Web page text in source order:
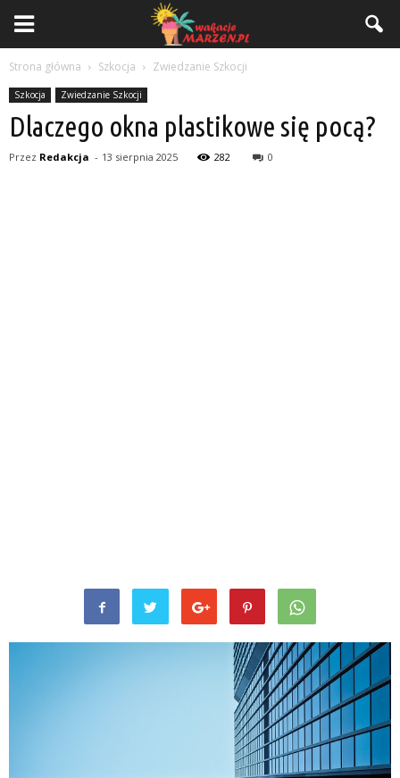
Strona główna Szkocja Zwiedzanie Szkocji
Szkocja Zwiedzanie Szkocji
Dlaczego okna plastikowe się pocą?
Przez Redakcja - 13 sierpnia 2025 282 0